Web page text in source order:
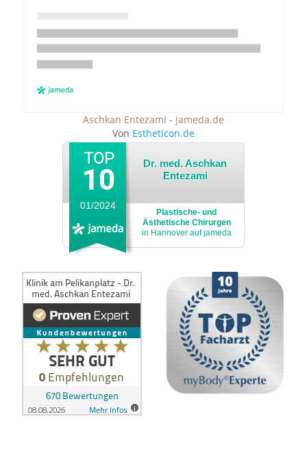
Aschkan Entezami - jameda.de
Von Estheticon.de
Dr. med. Aschkan
Entezami
Plastische- und
Ästhetische Chirurgen
in Hannover auf jameda
01/2024